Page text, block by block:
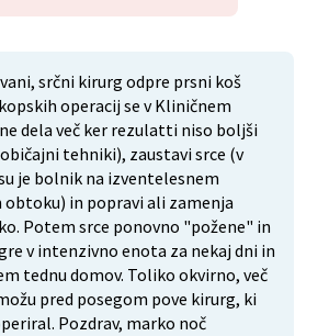
srčni kirurg odpre prsni koš
operacij se v Kliničnem
dela več ker rezulatti niso boljši
tehniki), zaustavi srce (v
je bolnik na izventelesnem
obtoku) in popravi ali zamenja
Potem srce ponovno "požene" in
v intenzivno enota za nekaj dni in
tednu domov. Toliko okvirno, več
pred posegom pove kirurg, ki
Pozdrav, marko noč